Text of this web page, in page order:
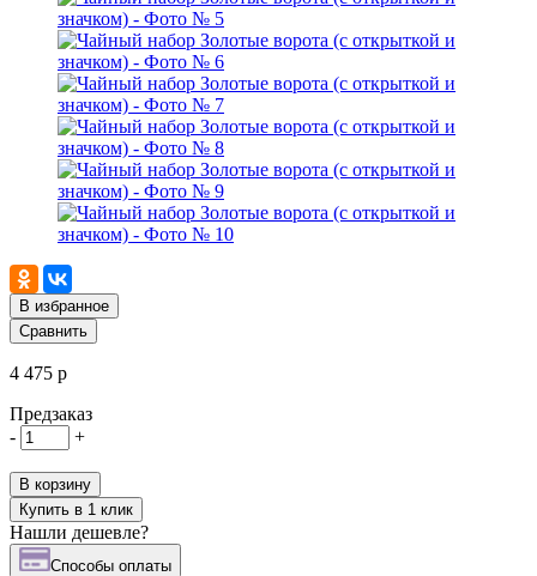
В избранное
Сравнить
4 475 р
Предзаказ
-
+
В корзину
Купить в 1 клик
Нашли дешевле?
Cпособы оплаты